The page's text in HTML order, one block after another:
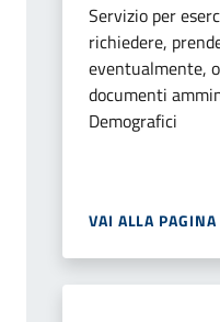
Servizio per
richiedere,
eventualmente,
documenti
Demografici
VAI ALLA PAGINA